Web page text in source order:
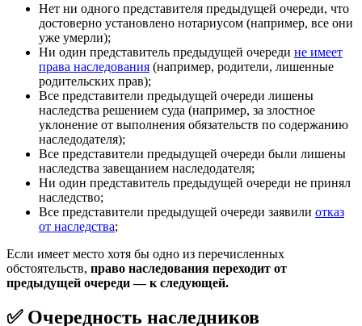
Нет ни одного представителя предыдущей очереди, что
достоверно установлено нотариусом (например, все они
уже умерли);
Ни один представитель предыдущей очереди не имеет
права наследования (например, родители, лишенные
родительских прав);
Все представители предыдущей очереди лишены
наследства решением суда (например, за злостное
уклонение от выполнения обязательств по содержанию
наследодателя);
Все представители предыдущей очереди были лишены
наследства завещанием наследодателя;
Ни один представитель предыдущей очереди не принял
наследство;
Все представители предыдущей очереди заявили отказ
от наследства;
Если имеет место хотя бы одно из перечисленных
обстоятельств, право наследования переходит от
предыдущей очереди — к следующей.
✅ Очередность наследников